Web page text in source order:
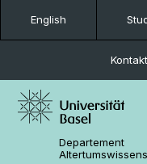
English
Departement